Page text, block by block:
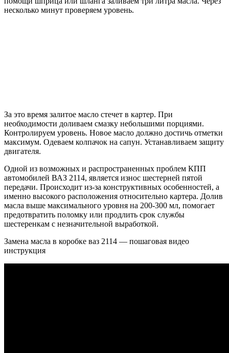
несколько минут проверяем уровень.
За это время залитое масло стечет в картер. При
необходимости доливаем смазку небольшими порциями.
Контролируем уровень. Новое масло должно достичь отметки
максимум. Одеваем колпачок на сапун. Устанавливаем защиту
двигателя.
Одной из возможных и распространенных проблем КПП
автомобилей ВАЗ 2114, является износ шестерней пятой
передачи. Происходит из-за конструктивных особенностей, а
именно высокого расположения относительно картера. Долив
масла выше максимального уровня на 200-300 мл, помогает
предотвратить поломку или продлить срок службы
шестеренкам с незначительной выработкой.
Замена масла в коробке ваз 2114 — пошаговая видео
инструкция